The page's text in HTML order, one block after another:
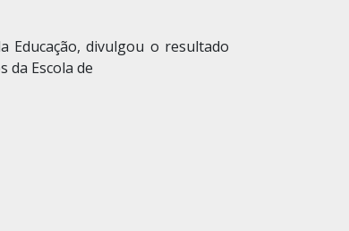
Educação, divulgou o resultado
da Escola de